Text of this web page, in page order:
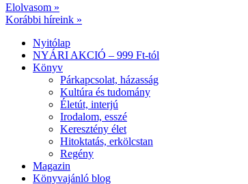
Elolvasom »
Korábbi híreink »
Nyitólap
NYÁRI AKCIÓ – 999 Ft-tól
Könyv
Párkapcsolat, házasság
Kultúra és tudomány
Életút, interjú
Irodalom, esszé
Keresztény élet
Hitoktatás, erkölcstan
Regény
Magazin
Könyvajánló blog